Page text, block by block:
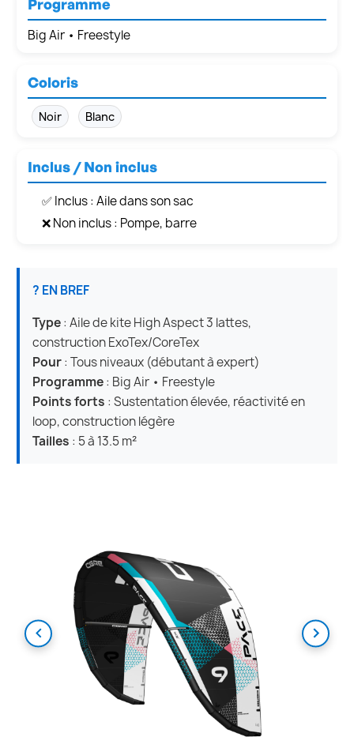
Programme
Big Air • Freestyle
Coloris
Noir Blanc
Inclus / Non inclus
✅ Inclus : Aile dans son sac
❌ Non inclus : Pompe, barre
? EN BREF
Type: Aile de kite High Aspect 3 lattes,
construction ExoTex/CoreTex
Pour: Tous niveaux (débutant à expert)
Programme: Big Air • Freestyle
Points forts : Sustentation élevée, réactivité en
loop, construction légère
Tailles : 5 à 13.5 m²